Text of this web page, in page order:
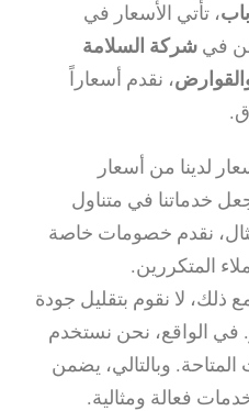
، تأتي الأسعار في
في شركة السلامة
، نقدم أسعاراً
لدينا من أسعار
خدماتنا في متناول
نقدم خصومات خاصة
المتكررين.
ذلك، لا نقوم بتقليل جودة
في الواقع، نحن نستخدم
وبالتالي، يضمن
فعالة ومثالية.